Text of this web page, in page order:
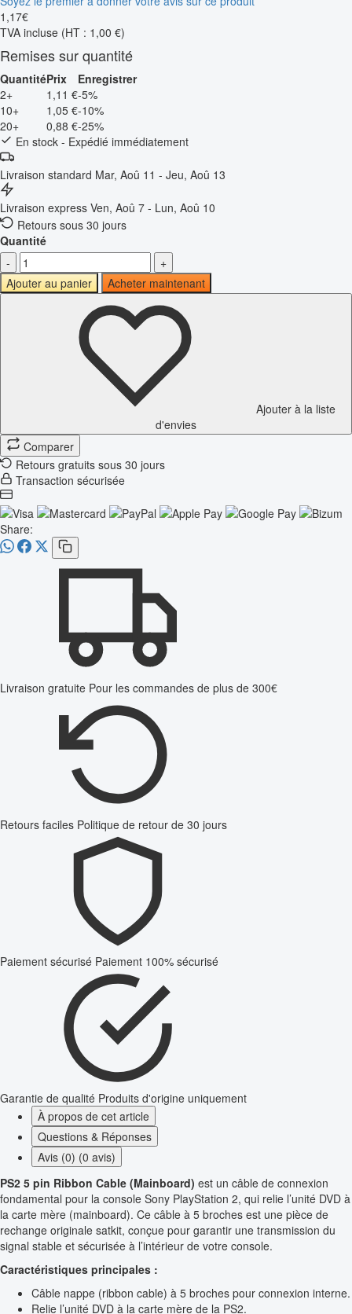
1 ,17€
TVA incluse (HT : 1,00 €)
Remises sur quantité
QuantitéPrix
Enregistrer
2+
1,11 €-5%
10+
1,05 €-10%
20+
0,88 €-25%
En stock - Expédié immédiatement
Livraison standard Mar, Aoû 11 - Jeu, Aoû 13
Livraison express Ven, Aoû 7 - Lun, Aoû 10
Retours sous 30 jours
Quantité
-
+
Ajouter au panier
Acheter maintenant
Ajouter à la liste
d'envies
Comparer
Retours gratuits sous 30 jours
Transaction sécurisée
Share:
Livraison gratuite Pour les commandes de plus de 300€
Retours faciles Politique de retour de 30 jours
Paiement sécurisé Paiement 100% sécurisé
Garantie de qualité Produits d'origine uniquement
À propos de cet article
Questions & Réponses
Avis (0) (0 avis)
PS2 5 pin Ribbon Cable (Mainboard) est un câble de connexion
fondamental pour la console Sony PlayStation 2, qui relie l’unité DVD à
la carte mère (mainboard). Ce câble à 5 broches est une pièce de
rechange originale satkit, conçue pour garantir une transmission du
signal stable et sécurisée à l’intérieur de votre console.
Caractéristiques principales :
Câble nappe (ribbon cable) à 5 broches pour connexion interne.
Relie l’unité DVD à la carte mère de la PS2.